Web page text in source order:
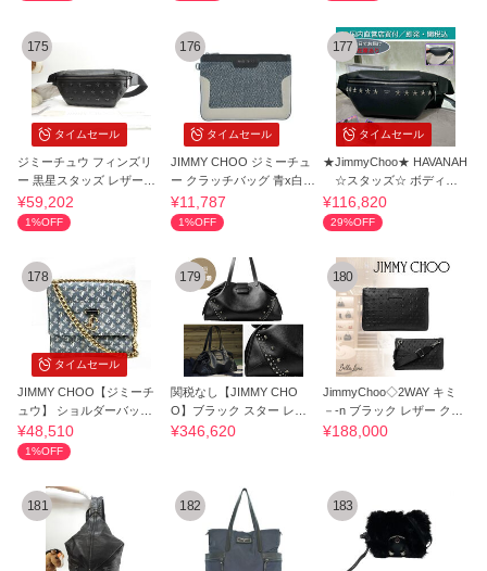
タイムセール
175
ジミーチュウ フィンズリ
ー 黒星スタッズ レザー黒
ボディバッグ
¥59,202
1%OFF
タイムセール
176
JIMMY CHOO ジミーチュ
ー クラッチバッグ 青x白 -
2014926F0008
¥11,787
1%OFF
タイムセール
177
★JimmyChoo★ HAVANAH
☆スタッズ☆ ボディ・
バムバッグ
¥116,820
29%OFF
タイムセール
178
JIMMY CHOO【ジミーチ
ュウ】 ショルダーバッグ
レディース
¥48,510
1%OFF
179
関税なし【JIMMY CHO
O】ブラック スター レザ
ー トートバッグ
¥346,620
180
JimmyChoo◇2WAY キミ
－-n ブラック レザー クロ
スボディバッグ
¥188,000
181 182 183